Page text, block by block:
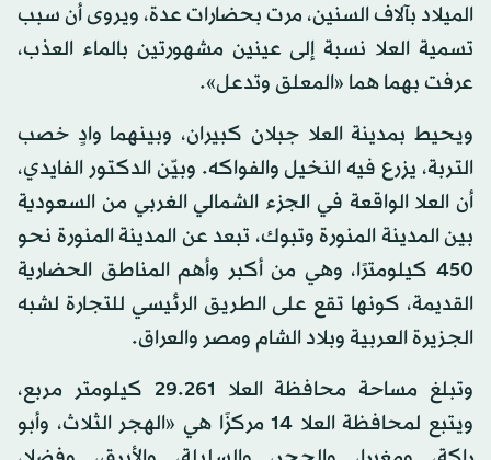
الميلاد بآلاف السنين، مرت بحضارات عدة، ويروى أن سبب
تسمية العلا نسبة إلى عينين مشهورتين بالماء العذب،
عرفت بهما هما «المعلق وتدعل».
ويحيط بمدينة العلا جبلان كبيران، وبينهما وادٍ خصب
التربة، يزرع فيه النخيل والفواكه. وبيّن الدكتور الفايدي،
أن العلا الواقعة في الجزء الشمالي الغربي من السعودية
بين المدينة المنورة وتبوك، تبعد عن المدينة المنورة نحو
450 كيلومترًا، وهي من أكبر وأهم المناطق الحضارية
القديمة، كونها تقع على الطريق الرئيسي للتجارة لشبه
الجزيرة العربية وبلاد الشام ومصر والعراق.
وتبلغ مساحة محافظة العلا 29.261 كيلومتر مربع،
ويتبع لمحافظة العلا 14 مركزًا هي «الهجر الثلاث، وأبو